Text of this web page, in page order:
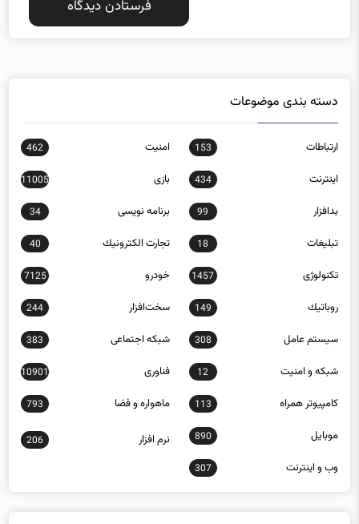
دسته بندی موضوعات
ارتباطات 153 امنيت 462
اينترنت 434 بازی 11005
بدافزار 99 برنامه نويسی 34
تبلیغات 18 تجارت الكترونيك 40
تکنولوژی 1457 خودرو 7125
روباتيك 149 سخت‌افزار 244
سيستم عامل 308 شبكه اجتماعی 383
شبكه و امنيت 12 فناوری 10901
كامپيوتر همراه 113 ماهواره و فضا 793
موبايل 890 نرم افزار 206
وب و اينترنت 307